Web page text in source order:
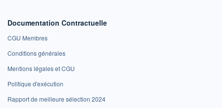
Documentation Contractuelle
CGU Membres
Conditions générales
Mentions légales et CGU
Politique d'exécution
Rapport de meilleure sélection 2024